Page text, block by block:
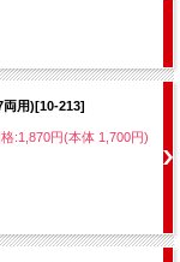
両用)[10-213]
:1,870円(本体 1,700円)